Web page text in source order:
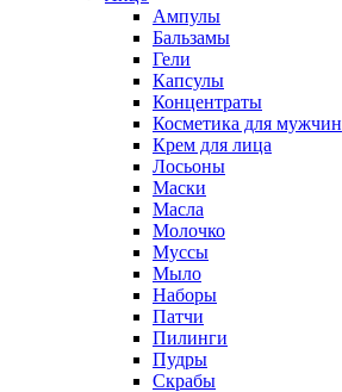
Ампулы
Бальзамы
Гели
Капсулы
Концентраты
Косметика для мужчин
Крем для лица
Лосьоны
Маски
Масла
Молочко
Муссы
Мыло
Наборы
Патчи
Пилинги
Пудры
Скрабы